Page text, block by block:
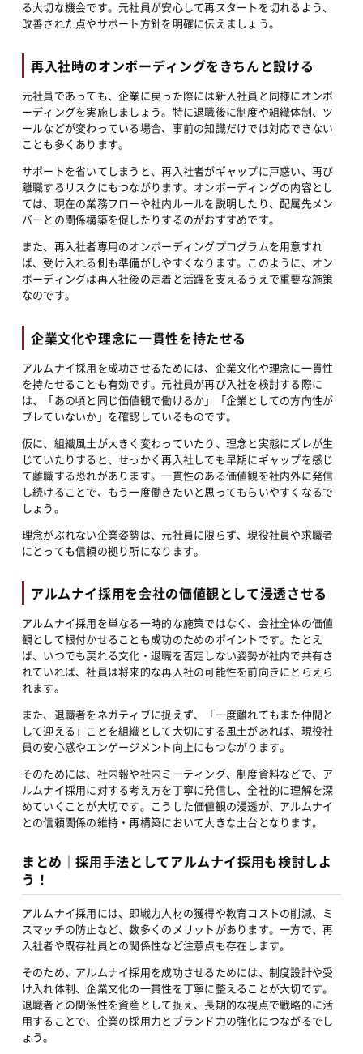
る大切な機会です。元社員が安心して再スタートを切れるよう、
改善された点やサポート方針を明確に伝えましょう。
再入社時のオンボーディングをきちんと設ける
元社員であっても、企業に戻った際には新入社員と同様にオンボ
ーディングを実施しましょう。特に退職後に制度や組織体制、ツ
ールなどが変わっている場合、事前の知識だけでは対応できない
ことも多くあります。
サポートを省いてしまうと、再入社者がギャップに戸惑い、再び
離職するリスクにもつながります。オンボーディングの内容とし
ては、現在の業務フローや社内ルールを説明したり、配属先メン
バーとの関係構築を促したりするのがおすすめです。
また、再入社者専用のオンボーディングプログラムを用意すれ
ば、受け入れる側も準備がしやすくなります。このように、オン
ボーディングは再入社後の定着と活躍を支えるうえで重要な施策
なのです。
企業文化や理念に一貫性を持たせる
アルムナイ採用を成功させるためには、企業文化や理念に一貫性
を持たせることも有効です。元社員が再び入社を検討する際に
は、「あの頃と同じ価値観で働けるか」「企業としての方向性が
ブレていないか」を確認しているものです。
仮に、組織風土が大きく変わっていたり、理念と実態にズレが生
じていたりすると、せっかく再入社しても早期にギャップを感じ
て離職する恐れがあります。一貫性のある価値観を社内外に発信
し続けることで、もう一度働きたいと思ってもらいやすくなるで
しょう。
理念がぶれない企業姿勢は、元社員に限らず、現役社員や求職者
にとっても信頼の拠り所になります。
アルムナイ採用を会社の価値観として浸透させる
アルムナイ採用を単なる一時的な施策ではなく、会社全体の価値
観として根付かせることも成功のためのポイントです。たとえ
ば、いつでも戻れる文化・退職を否定しない姿勢が社内で共有さ
れていれば、社員は将来的な再入社の可能性を前向きにとらえら
れます。
また、退職者をネガティブに捉えず、「一度離れてもまた仲間と
して迎える」ことを組織として大切にする風土があれば、現役社
員の安心感やエンゲージメント向上にもつながります。
そのためには、社内報や社内ミーティング、制度資料などで、ア
ルムナイ採用に対する考え方を丁寧に発信し、全社的に理解を深
めていくことが大切です。こうした価値観の浸透が、アルムナイ
との信頼関係の維持・再構築において大きな土台となります。
まとめ｜採用手法としてアルムナイ採用も検討しよ
う！
アルムナイ採用には、即戦力人材の獲得や教育コストの削減、ミ
スマッチの防止など、数多くのメリットがあります。一方で、再
入社者や既存社員との関係性など注意点も存在します。
そのため、アルムナイ採用を成功させるためには、制度設計や受
け入れ体制、企業文化の一貫性を丁寧に整えることが大切です。
退職者との関係性を資産として捉え、長期的な視点で戦略的に活
用することで、企業の採用力とブランド力の強化につながるでし
ょう。